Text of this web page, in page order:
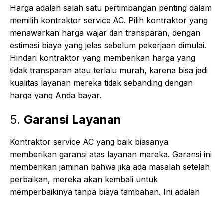
Harga adalah salah satu pertimbangan penting dalam
memilih kontraktor service AC. Pilih kontraktor yang
menawarkan harga wajar dan transparan, dengan
estimasi biaya yang jelas sebelum pekerjaan dimulai.
Hindari kontraktor yang memberikan harga yang
tidak transparan atau terlalu murah, karena bisa jadi
kualitas layanan mereka tidak sebanding dengan
harga yang Anda bayar.
5. Garansi Layanan
Kontraktor service AC yang baik biasanya
memberikan garansi atas layanan mereka. Garansi ini
memberikan jaminan bahwa jika ada masalah setelah
perbaikan, mereka akan kembali untuk
memperbaikinya tanpa biaya tambahan. Ini adalah